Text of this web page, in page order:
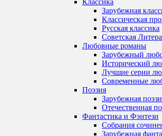
Классика
Зарубежная
Классическая
Русская классика
Советская
Любовные романы
Зарубежный
Исторический
Лучшие серии
Современные
Поэзия
Зарубежная
Отечественная
Фантастика и Фэнтези
Собрания
Зарубежная